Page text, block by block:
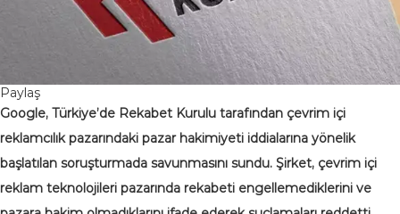
Paylaş
Google, Türkiye’de Rekabet Kurulu tarafından çevrim içi
reklamcılık pazarındaki pazar hakimiyeti iddialarına yönelik
başlatılan soruşturmada savunmasını sundu. Şirket, çevrim içi
reklam teknolojileri pazarında rekabeti engellemediklerini ve